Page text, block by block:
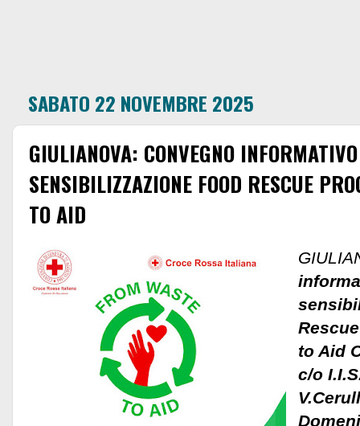
SABATO 22 NOVEMBRE 2025
GIULIANOVA: CONVEGNO
SENSIBILIZZAZIONE FOOD RESCUE
TO AID
to Aid
c/o